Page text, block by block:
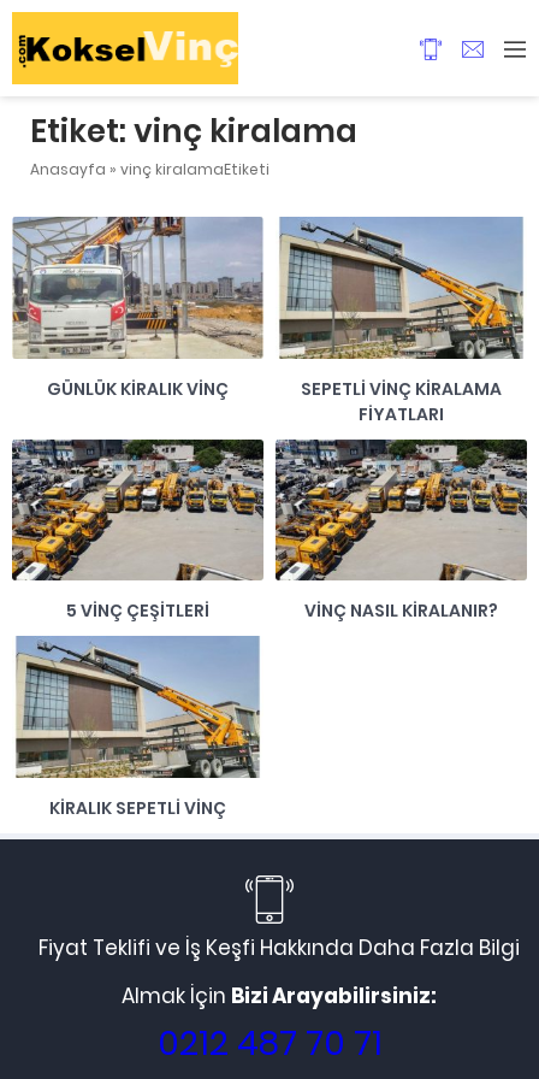
Etiket:vinç kiralama
Anasayfa » vinç kiralamaEtiketi
GÜNLÜK KIRALIK VINÇ
SEPETLI VINÇ KIRALAMA
FIYATLARI
5 VINÇ ÇEŞITLERI VINÇ NASIL KIRALANIR?
KIRALIK SEPETLI VINÇ
Fiyat Teklifi ve İş Keşfi Hakkında Daha Fazla Bilgi
Almak İçin Bizi Arayabilirsiniz:
0212 487 70 71